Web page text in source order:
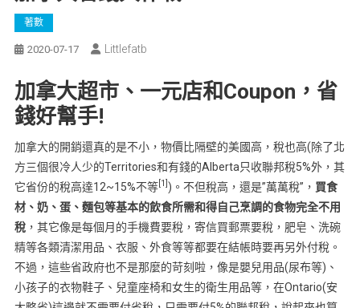
著數
2020-07-17 Littlefatb
加拿大超市、一元店和Coupon，省
錢好幫手!
加拿大的開銷還真的是不小，物價比隔壁的美國高，稅也高(除了北
方三個很冷人少的Territories和有錢的Alberta只收聯邦稅5%外，其
它省份的稅高達12~15%不等[1] )。不但稅高，還是”萬萬稅”， 買食
材、奶、蛋、麵包等基本的飲食所需和得自己烹調的食物完全不用
稅，其它像是每個月的手機費要稅，寄信買郵票要稅，肥皂、洗碗
精等各類清潔用品、衣服、外食等等都要在結帳時要再另外付稅。
不過，這些省政府也不是那麼的苛刻啦，像是嬰兒用品(尿布等)、
小孩子的衣物鞋子、兒童座椅和女生的衛生用品等，在Ontario(安